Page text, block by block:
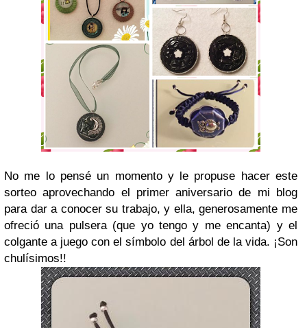
No me lo pensé un momento y le propuse hacer este
sorteo aprovechando el primer aniversario de mi blog
para dar a conocer su trabajo, y ella, generosamente me
ofreció una pulsera (que yo tengo y me encanta) y el
colgante a juego con el símbolo del árbol de la vida. ¡Son
chulísimos!!